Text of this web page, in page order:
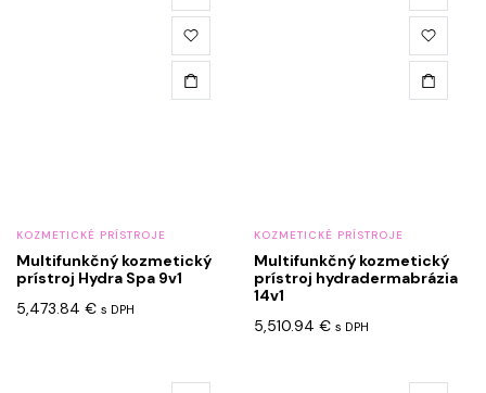
KOZMETICKÉ PRÍSTROJE
Multifunkčný kozmetický
prístroj Hydra Spa 9v1
5,473.84 € s DPH
KOZMETICKÉ PRÍSTROJE
Multifunkčný kozmetický
prístroj hydradermabrázia
14v1
5,510.94 € s DPH